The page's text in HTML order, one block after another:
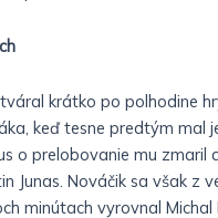
krátko po polhodine
keď tesne predtým mal
o prelobovanie mu zmaril
Junas. Nováčik sa však z
minútach vyrovnal Michal